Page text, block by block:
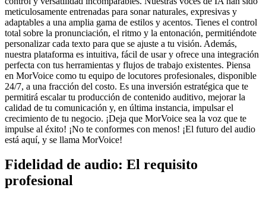
meticulosamente entrenadas para sonar naturales, expresivas y
adaptables a una amplia gama de estilos y acentos. Tienes el control
total sobre la pronunciación, el ritmo y la entonación, permitiéndote
personalizar cada texto para que se ajuste a tu visión. Además,
nuestra plataforma es intuitiva, fácil de usar y ofrece una integración
perfecta con tus herramientas y flujos de trabajo existentes. Piensa
en MorVoice como tu equipo de locutores profesionales, disponible
24/7, a una fracción del costo. Es una inversión estratégica que te
permitirá escalar tu producción de contenido auditivo, mejorar la
calidad de tu comunicación y, en última instancia, impulsar el
crecimiento de tu negocio. ¡Deja que MorVoice sea la voz que te
impulse al éxito! ¡No te conformes con menos! ¡El futuro del audio
está aquí, y se llama MorVoice!
Fidelidad de audio: El requisito
profesional